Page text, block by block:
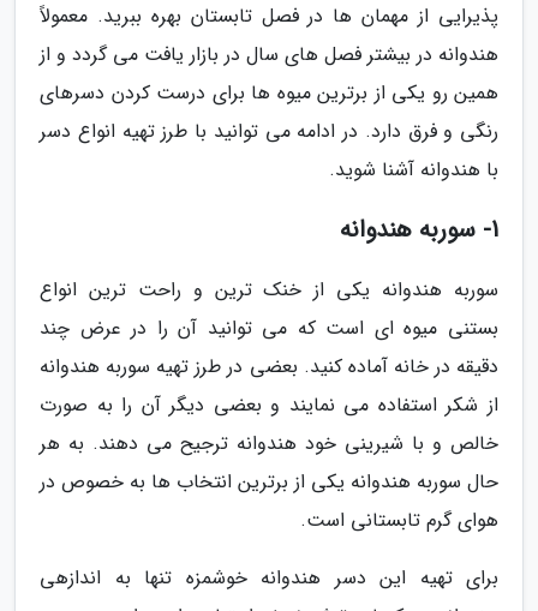
پذیرایی از مهمان ها در فصل تابستان بهره ببرید. معمولاً
هندوانه در بیشتر فصل های سال در بازار یافت می گردد و از
همین رو یکی از برترین میوه ها برای درست کردن دسرهای
رنگی و فرق دارد. در ادامه می توانید با طرز تهیه انواع دسر
با هندوانه آشنا شوید.
1- سوربه هندوانه
سوربه هندوانه یکی از خنک ترین و راحت ترین انواع
بستنی میوه ای است که می توانید آن را در عرض چند
دقیقه در خانه آماده کنید. بعضی در طرز تهیه سوربه هندوانه
از شکر استفاده می نمایند و بعضی دیگر آن را به صورت
خالص و با شیرینی خود هندوانه ترجیح می دهند. به هر
حال سوربه هندوانه یکی از برترین انتخاب ها به خصوص در
هوای گرم تابستانی است.
برای تهیه این دسر هندوانه خوشمزه تنها به اندازهی